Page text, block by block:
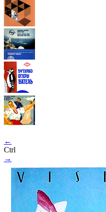
←
Ctrl
→